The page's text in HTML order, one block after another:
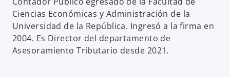
Ciencias Económicas y Administración de la
Universidad de la República. Ingresó a la firma en
2004. Es Director del departamento de
Asesoramiento Tributario desde 2021.